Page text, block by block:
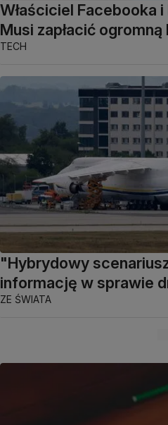
Właściciel Facebooka
Musi zapłacić
TECH
"Hybrydowy
informację w sprawie
ZE ŚWIATA